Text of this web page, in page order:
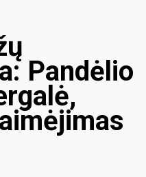
Pandėlio